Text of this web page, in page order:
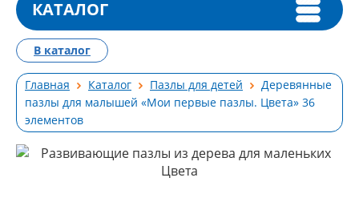
КАТАЛОГ
Главная Каталог Пазлы для детей
Деревянные
пазлы для малышей «Мои первые пазлы. Цвета» 36
элементов
В каталог